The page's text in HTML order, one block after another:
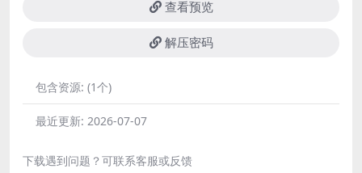
查看预览
解压密码
包含资源: (1个)
最近更新: 2026-07-07
下载遇到问题？可联系客服或反馈